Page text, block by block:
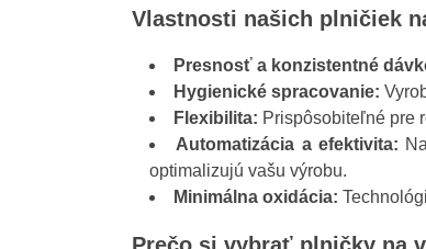
Vlastnosti našich plničiek
Presnosť a konzistentné
Hygienické spracovanie:
Flexibilita: Prispôsobiteľné pre
Automatizácia a efektivita:
optimalizujú vašu výrobu.
Minimálna oxidácia: